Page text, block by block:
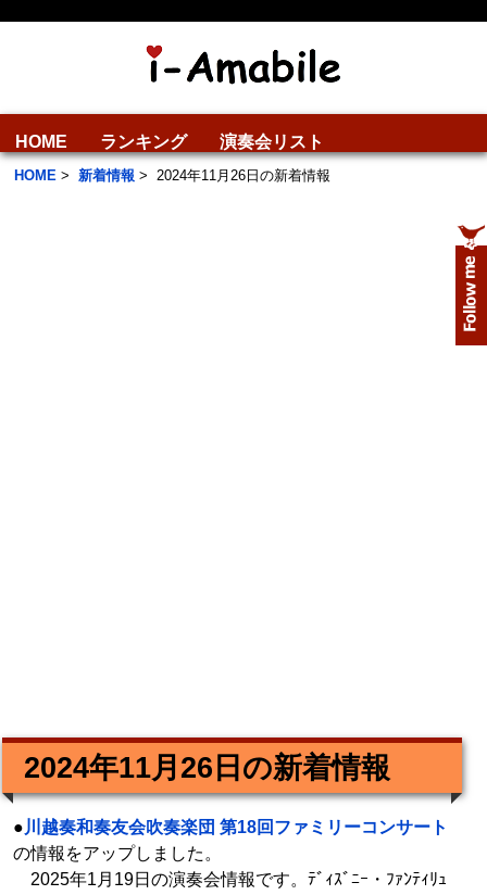
HOME ランキング 演奏会リスト
HOME > 新着情報 > 2024年11月26日の新着情報
2024年11月26日の新着情報
● 川越奏和奏友会吹奏楽団 第18回ファミリーコンサート
の情報をアップしました。
2025年1月19日の演奏会情報です。ﾃﾞｨｽﾞﾆｰ・ﾌｧﾝﾃｨﾘｭ